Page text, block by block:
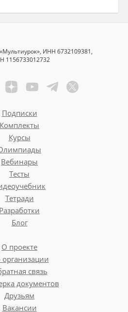
ИНН 6732109381,
1156733012732
Подписки
Комплекты
Курсы
Вебинары
Тесты
Тетради
Разработки
Блог
О проекте
связь
документов
Друзьям
Вакансии